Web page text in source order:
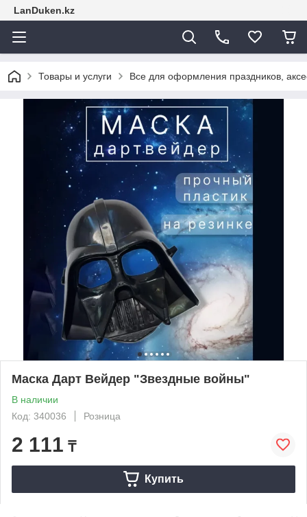
LanDuken.kz
Товары и услуги Все для оформления праздников,
Маска Дарт Вейдер "Звездные войны"
В наличии
Код: 340036
Розница
2 111 ₸
Купить